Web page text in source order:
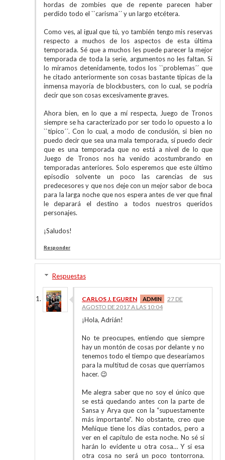
hordas de zombies que de repente parecen haber
perdido todo el ``carisma´´ y un largo etcétera.
Como ves, al igual que tú, yo también tengo mis reservas
respecto a muchos de los aspectos de esta última
temporada. Sé que a muchos les puede parecer la mejor
temporada de toda la serie, argumentos no les faltan. Si
lo miramos detenidamente, todos los ``problemas´´ que
he citado anteriormente son cosas bastante típicas de la
inmensa mayoría de blockbusters, con lo cual, se podría
decir que son cosas excesivamente graves.
Ahora bien, en lo que a mí respecta, Juego de Tronos
siempre se ha caracterizado por ser todo lo opuesto a lo
``típico´´. Con lo cual, a modo de conclusión, si bien no
puedo decir que sea una mala temporada, sí puedo decir
que es una temporada que no está a nivel de lo que
Juego de Tronos nos ha venido acostumbrando en
temporadas anteriores. Solo esperemos que este último
episodio solvente un poco las carencias de sus
predecesores y que nos deje con un mejor sabor de boca
para la larga noche que nos espera antes de ver que final
le deparará el destino a todos nuestros queridos
personajes.
¡Saludos!
Responder
Respuestas
CARLOS J. EGUREN
27 DE
AGOSTO DE 2017 A LAS 10:04
¡Hola, Adrián!
No te preocupes, entiendo que siempre
hay un montón de cosas por delante y no
tenemos todo el tiempo que desearíamos
para la multitud de cosas que querríamos
hacer. 😉
Me alegra saber que no soy el único que
se está quedando antes con la parte de
Sansa y Arya que con la “supuestamente
más importante”. No obstante, creo que
Meñique tiene los días contados, pero a
ver en el capítulo de esta noche. No sé si
harán lo evidente u otra cosa… Y si esa
otra cosa no será un poco tontorrona.